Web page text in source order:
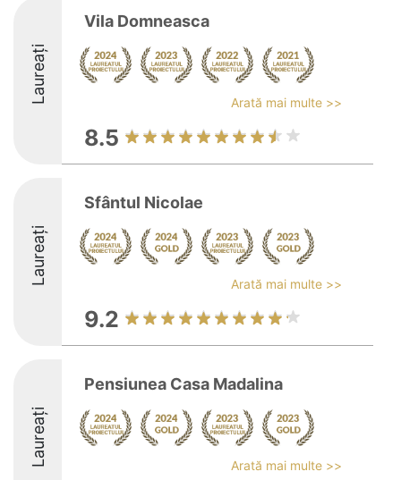
Laureați
Vila Domneasca
Arată mai multe >>
8.5
Laureați
Sfântul Nicolae
Arată mai multe >>
9.2
Laureați
Pensiunea Casa Madalina
Arată mai multe >>